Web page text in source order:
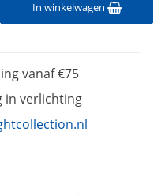
In winkelwagen
vanaf €75
in verlichting